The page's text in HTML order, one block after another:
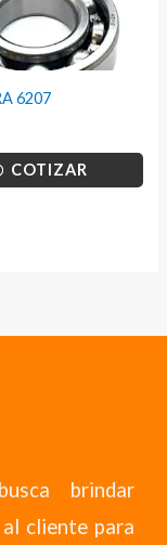
6207
COTIZAR
brindar
cliente para